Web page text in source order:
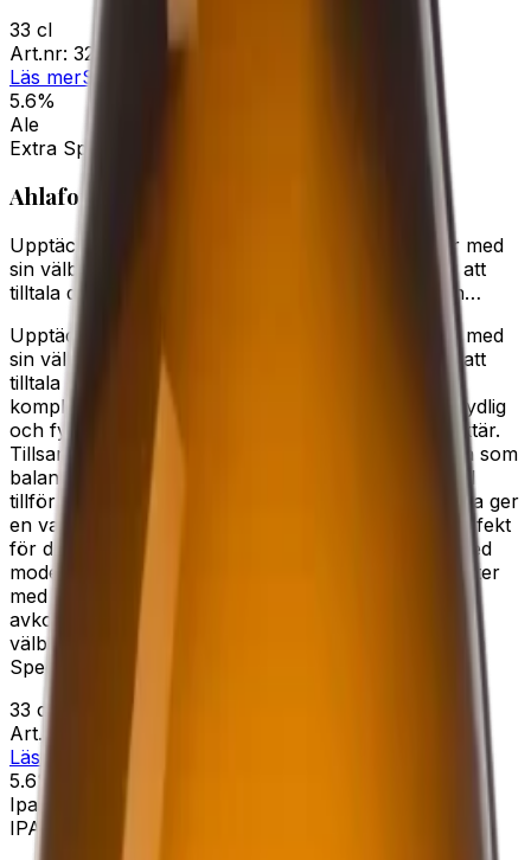
33 cl
Art.nr: 32853
Läs merSystembolaget
5.6%
Ale
Extra Special Bitter
Ahlafors Heritage
Upptäck vår Extra Special Bitter, en öl som förför med
sin välbalanserade brittiska stil. Den är skapad för att
tilltala den kräsne ölälskaren som söker en rik och…
Upptäck vår Extra Special Bitter, en öl som förför med
sin välbalanserade brittiska stil. Den är skapad för att
tilltala den kräsne ölälskaren som söker en rik och
komplex smakupplevelse. Den maltiga smaken är tydlig
och fyllig, där inslag av rågbröd ger en rustik karaktär.
Tillsammans med torkad frukt skapar den en sötma som
balanserar den beska tonen. Knäck och apelsinskal
tillför en subtil sötma och friskhet, medan kryddorna ger
en varm och inbjudande eftersmak. Denna öl är perfekt
för den som vill njuta av en traditionell brittisk stil med
moderna inslag. Den passar utmärkt till mat som rätter
med kraftiga smaker, ostbrickor eller som en
avkopplande dryck vid sociala tillfällen. Med sin
välbalanserade profil och rika aromer erbjuder Extra
Special Bitter en njutning för alla sinnen.
33 cl
Art.nr:
Läs mer
5.6%
Ipa
IPA